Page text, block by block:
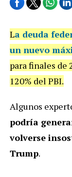
La deuda
un nuevo
para finales de
120% del PBI.
Algunos
podría
volverse
Trump.